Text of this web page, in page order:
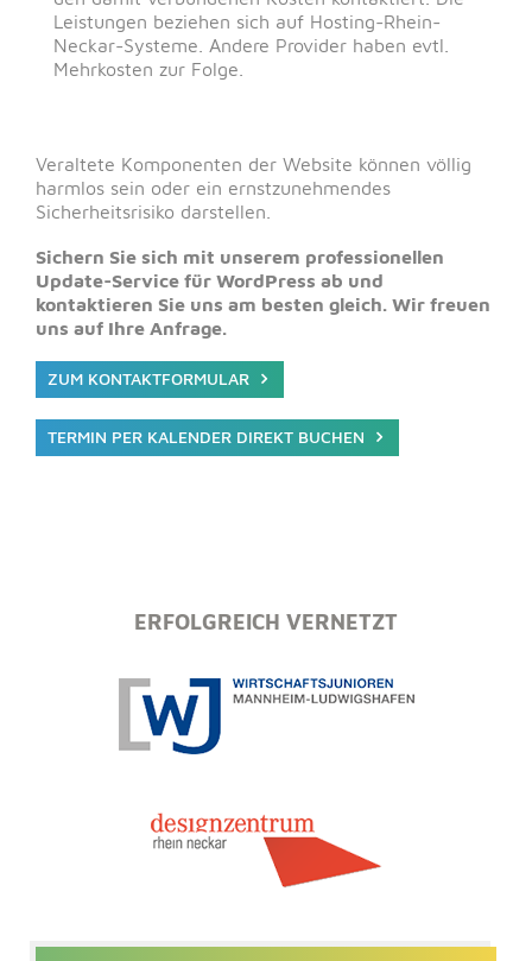
Leistungen beziehen sich auf Hosting-Rhein-
Neckar-Systeme. Andere Provider haben evtl.
Mehrkosten zur Folge.
Veraltete Komponenten der Website können völlig
harmlos sein oder ein ernstzunehmendes
Sicherheitsrisiko darstellen.
Sichern Sie sich mit unserem professionellen
Update-Service für WordPress ab und
kontaktieren Sie uns am besten gleich. Wir freuen
uns auf Ihre Anfrage.
ZUM KONTAKTFORMULAR
TERMIN PER KALENDER DIREKT BUCHEN
ERFOLGREICH VERNETZT